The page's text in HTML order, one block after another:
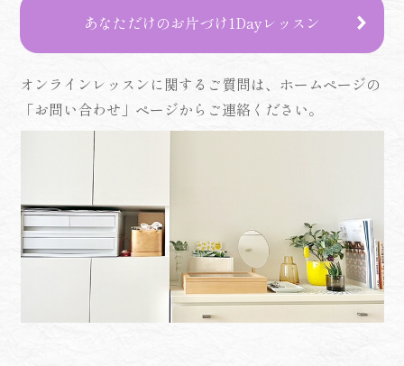
あなただけのお片づけ1Dayレッスン
オンラインレッスンに関するご質問は、ホームページの
「お問い合わせ」ページからご連絡ください。